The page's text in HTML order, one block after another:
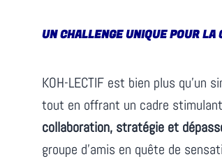
UN CHALLENGE UNIQUE POUR LA
KOH-LECTIF est bien plus qu’un
tout en offrant un cadre
collaboration, stratégie et
groupe d’amis en quête de